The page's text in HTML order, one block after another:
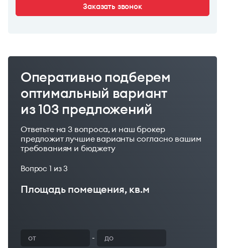
Заказать звонок
Оперативно подберем
оптимальный вариант
из 103 предложений
Ответьте на 3 вопроса, и наш брокер
предложит лучшие варианты согласно вашим
требованиям и бюджету
Вопрос 1 из 3
Площадь помещения, кв.м
-